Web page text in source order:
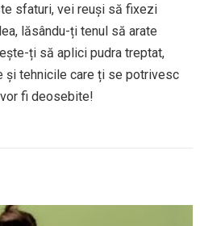
sfaturi, vei reuși să fixezi
lăsându-ți tenul să arate
ți să aplici pudra treptat,
tehnicile care ți se potrivesc
fi deosebite!